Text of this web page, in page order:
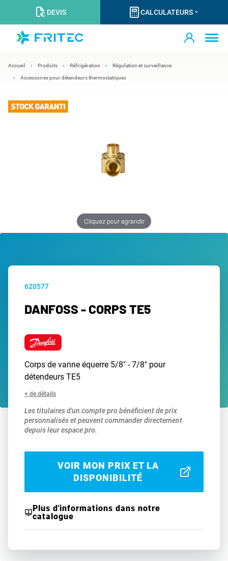
DEVIS CALCULATEURS
Accueil Produits Réfrigération Régulation et surveillance
Accessoires pour détendeurs thermostatiques
Cliquez pour agrandir
620577
DANFOSS - CORPS TE5
Corps de vanne équerre 5/8" - 7/8" pour
détendeurs TE5
+ de détails
Les titulaires d'un compte pro bénéficient de prix
personnalisés et peuvent commander directement
depuis leur espace pro.
VOIR MON PRIX ET LA
DISPONIBILITÉ
Plus d'informations dans notre
catalogue